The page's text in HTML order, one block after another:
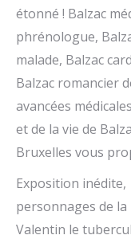
étonné ! Balzac
phrénologue,
malade, Balzac
Balzac romancier
avancées
et de la vie de
Bruxelles vous
Exposition
personnages de la
Valentin le